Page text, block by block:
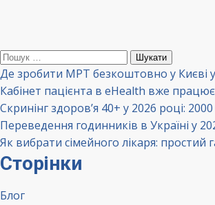
Пошук:
Де зробити МРТ безкоштовно у Києві
Кабінет пацієнта в eHealth вже працює
Скринінг здоров’я 40+ у 2026 році:
Переведення годинників в Україні у
Як вибрати сімейного лікаря: простий
Сторінки
Блог